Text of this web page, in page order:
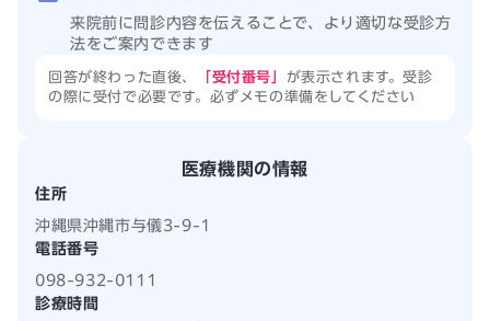
来院前に問診内容を伝えることで、より適切な受診方
法をご案内できます
回答が終わった直後、 「受付番号」
が表示されます。受診
の際に受付で必要です。必ずメモの準備をしてください
医療機関の情報
住所
沖縄県沖縄市与儀3-9-1
電話番号
098-932-0111
診療時間